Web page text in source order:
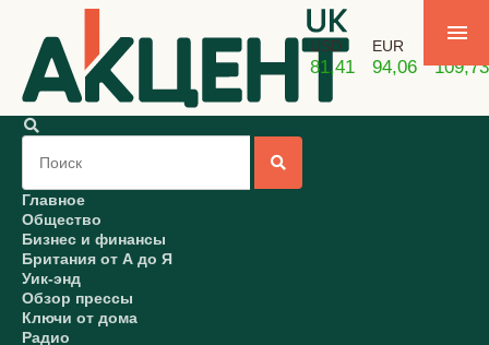
USD
81,41
EUR
94,06 109,73
Главное
Общество
Бизнес и финансы
Британия от А до Я
Уик-энд
Обзор прессы
Ключи от дома
Радио